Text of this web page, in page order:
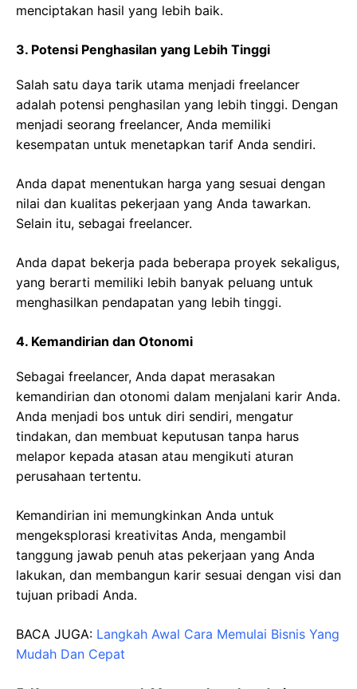
menciptakan hasil yang lebih baik.
3. Potensi Penghasilan yang Lebih Tinggi
Salah satu daya tarik utama menjadi freelancer
adalah potensi penghasilan yang lebih tinggi. Dengan
menjadi seorang freelancer, Anda memiliki
kesempatan untuk menetapkan tarif Anda sendiri.
Anda dapat menentukan harga yang sesuai dengan
nilai dan kualitas pekerjaan yang Anda tawarkan.
Selain itu, sebagai freelancer.
Anda dapat bekerja pada beberapa proyek sekaligus,
yang berarti memiliki lebih banyak peluang untuk
menghasilkan pendapatan yang lebih tinggi.
4. Kemandirian dan Otonomi
Sebagai freelancer, Anda dapat merasakan
kemandirian dan otonomi dalam menjalani karir Anda.
Anda menjadi bos untuk diri sendiri, mengatur
tindakan, dan membuat keputusan tanpa harus
melapor kepada atasan atau mengikuti aturan
perusahaan tertentu.
Kemandirian ini memungkinkan Anda untuk
mengeksplorasi kreativitas Anda, mengambil
tanggung jawab penuh atas pekerjaan yang Anda
lakukan, dan membangun karir sesuai dengan visi dan
tujuan pribadi Anda.
BACA JUGA: Langkah Awal Cara Memulai Bisnis Yang
Mudah Dan Cepat